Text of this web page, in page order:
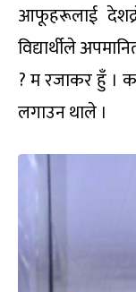
आफूहरूलाई
विद्यार्थीले
? म रजाकर हुँ ।
लगाउन थाले ।